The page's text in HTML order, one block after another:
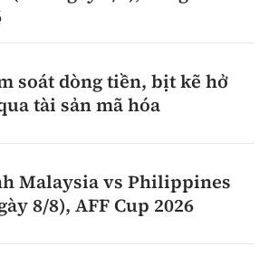
soát dòng tiền, bịt kẽ hở
tài sản mã hóa
Malaysia vs Philippines
8/8), AFF Cup 2026